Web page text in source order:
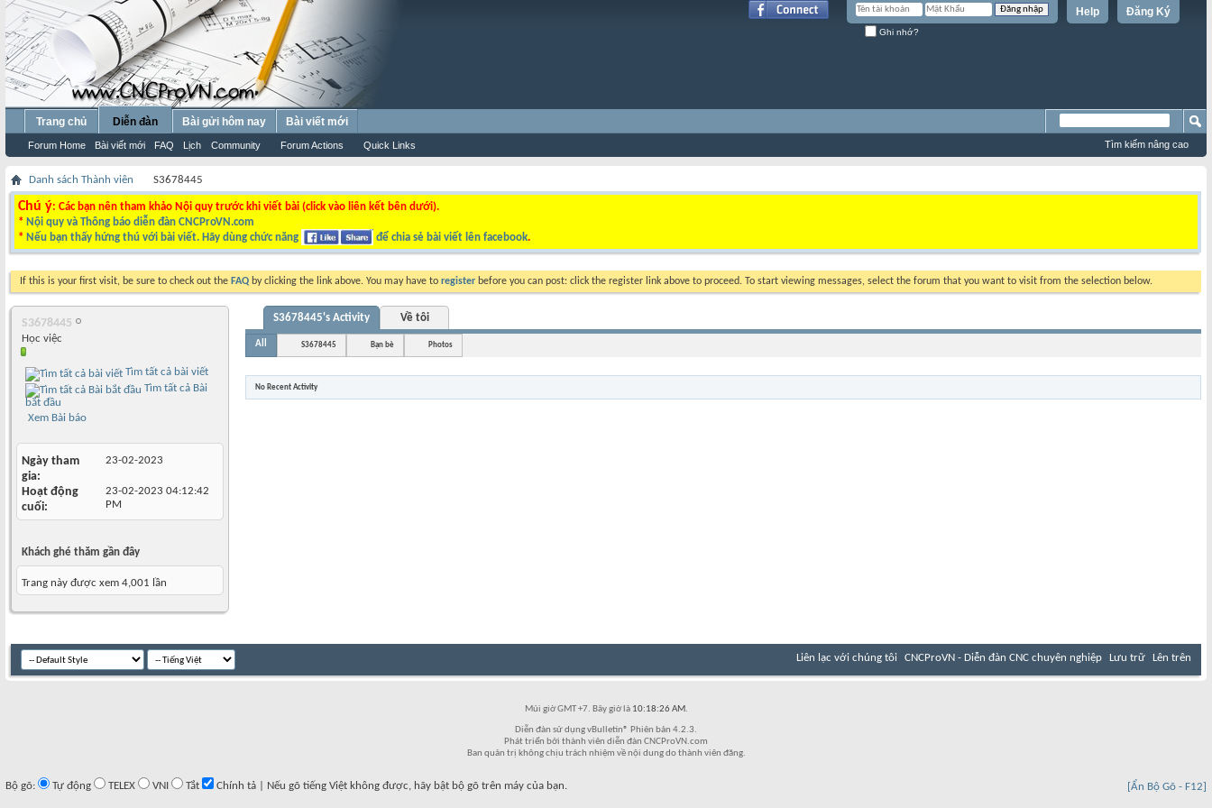
Đăng Ký
Help
Ghi nhớ?
Trang chủ Diễn đàn
Forum Home Bài viết mới FAQ Lịch Community Forum Actions Quick Links
Bài gửi hôm nay Bài viết mới
Tìm kiếm nâng cao
Danh sách Thành viên S3678445
Chú ý: Các bạn nên tham khảo Nội quy trước khi viết bài (click vào liên kết bên dưới).
* Nội quy và Thông báo diễn đàn CNCProVN.com
* Nếu bạn thấy hứng thú với bài viết. Hãy dùng chức năng để chia sẻ bài viết lên facebook.
If this is your first visit, be sure to check out the FAQ by clicking the link above. You may have to register before you can post: click the register link above to proceed. To start viewing messages, select the forum that you want to visit from the selection below.
S3678445
Học việc
Tìm tất cả bài viết
Tìm tất cả Bài
bắt đầu
Xem Bài báo
Ngày tham
gia
23-02-2023
Hoạt động
cuối
23-02-2023 04:12:42
PM
Khách ghé thăm gần đây
Trang này được xem 4,001 lần
S3678445's Activity Về tôi
All S3678445 Bạn bè Photos
No Recent Activity
Liên lạc với chúng tôi CNCProVN - Diễn đàn CNC chuyên nghiệp Lưu trữ Lên trên
Múi giờ GMT +7. Bây giờ là 10:18:26 AM.
Diễn đàn sử dụng vBulletin® Phiên bản 4.2.3.
Phát triển bởi thành viên diễn đàn CNCProVN.com
Ban quản trị không chịu trách nhiệm về nội dung do thành viên đăng.
Bộ gõ: Tự động TELEX VNI Tắt [Ẩn Bộ Gõ - F12]
Chính tả | Nếu gõ tiếng Việt không được, hãy bật bộ gõ trên máy của bạn.